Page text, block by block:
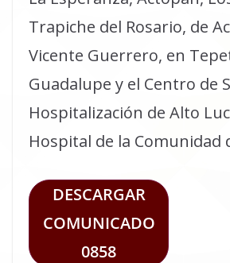
Trapiche del Rosario, de
Vicente Guerrero, en
Guadalupe y el Centro de
Hospitalización de Alto
Hospital de la Comunidad
DESCARGAR
COMUNICADO
0858